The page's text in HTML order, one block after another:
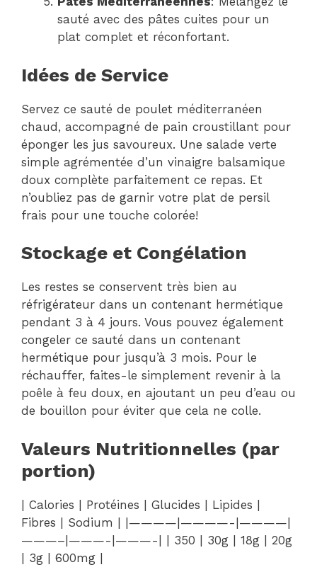
sauté avec des pâtes cuites pour un
plat complet et réconfortant.
Idées de Service
Servez ce sauté de poulet méditerranéen
chaud, accompagné de pain croustillant pour
éponger les jus savoureux. Une salade verte
simple agrémentée d’un vinaigre balsamique
doux complète parfaitement ce repas. Et
n’oubliez pas de garnir votre plat de persil
frais pour une touche colorée!
Stockage et Congélation
Les restes se conservent très bien au
réfrigérateur dans un contenant hermétique
pendant 3 à 4 jours. Vous pouvez également
congeler ce sauté dans un contenant
hermétique pour jusqu’à 3 mois. Pour le
réchauffer, faites-le simplement revenir à la
poêle à feu doux, en ajoutant un peu d’eau ou
de bouillon pour éviter que cela ne colle.
Valeurs Nutritionnelles (par
portion)
| Calories | Protéines | Glucides | Lipides |
Fibres | Sodium | |————|————-|————|
———–|———-|———-| | 350 | 30g | 18g | 20g
| 3g | 600mg |